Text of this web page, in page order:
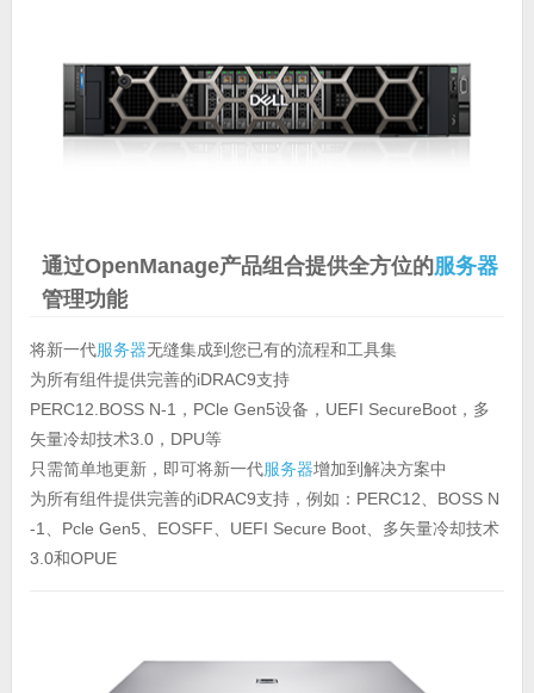
通过OpenManage产品组合提供全方位的服务器
管理功能
将新一代服务器无缝集成到您已有的流程和工具集
为所有组件提供完善的iDRAC9支持
PERC12.BOSS N-1，PCle Gen5设备，UEFI SecureBoot，多
矢量冷却技术3.0，DPU等
只需简单地更新，即可将新一代服务器增加到解决方案中
为所有组件提供完善的iDRAC9支持，例如：PERC12、BOSS N
-1、Pcle Gen5、EOSFF、UEFI Secure Boot、多矢量冷却技术
3.0和OPUE